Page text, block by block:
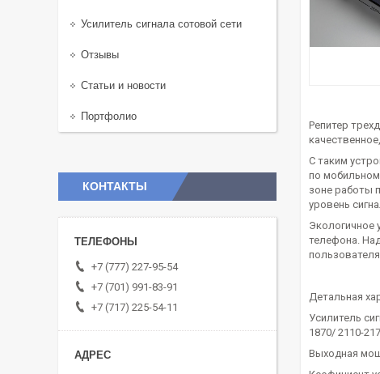
Репитер
С таким
по
зоне работы
уровень
Экологичное
телефона.
Детальная
Усилитель
1870/ 2110-
Выходная
Усилитель сигнала сотовой сети
Отзывы
Статьи и новости
Портфолио
КОНТАКТЫ
+7 (777) 227-95-54
+7 (701) 991-83-91
+7 (717) 225-54-11